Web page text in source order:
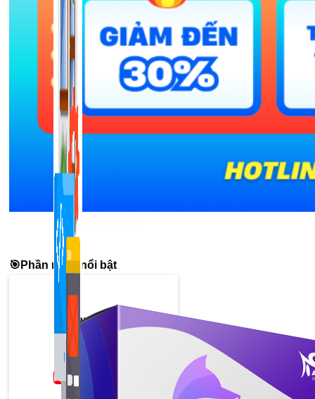
Bán Hàng Online
2,632 bài viết
New
1,422 bài viết
Liên hệ: 0967.9999.11
🎯Phần mềm nổi bật